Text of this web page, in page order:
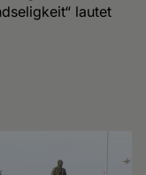
lautet